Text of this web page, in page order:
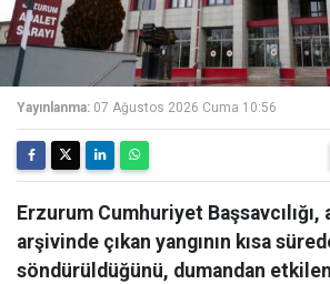
Yayınlanma: 07 Ağustos 2026 Cuma 10:56
Erzurum Cumhuriyet Başsavcılığı,
arşivinde çıkan yangının kısa
söndürüldüğünü, dumandan